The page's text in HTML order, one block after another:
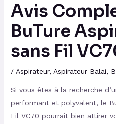
Avis
BuTure
sans Fil
/ Aspirateur, Aspirateur Balai,
Si vous êtes à la recherche
performant et polyvalent, le
Fil VC70 pourrait bien attirer